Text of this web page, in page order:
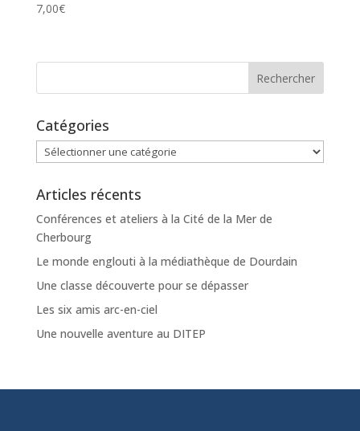
7,00€
Catégories
Catégories
Articles récents
Conférences et ateliers à la Cité de la Mer de
Cherbourg
Le monde englouti à la médiathèque de Dourdain
Une classe découverte pour se dépasser
Les six amis arc-en-ciel
Une nouvelle aventure au DITEP